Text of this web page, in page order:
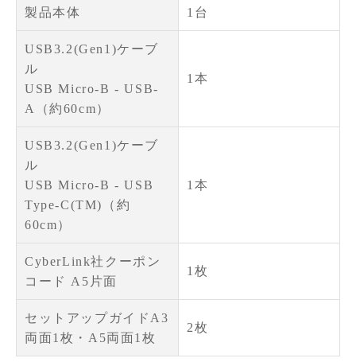
製品本体 1台
USB3.2(Gen1)ケーブ
ル
USB Micro-B - USB-
A（約60cm）
1本
USB3.2(Gen1)ケーブ
ル
USB Micro-B - USB
Type-C(TM)（約
60cm）
1本
CyberLink社クーポン
コード A5片面
1枚
セットアップガイドA3
両面1枚・A5両面1枚
2枚